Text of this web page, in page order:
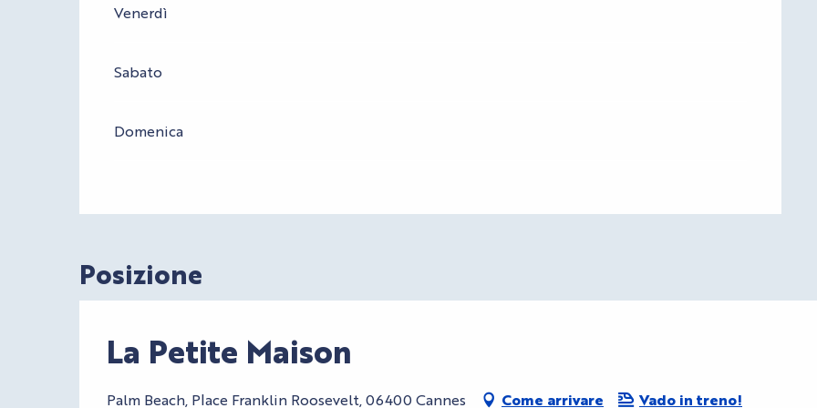
Venerdì
Sabato
Domenica
Posizione
La Petite Maison
Palm Beach, Place Franklin Roosevelt, 06400 Cannes Come arrivare Vado in treno!